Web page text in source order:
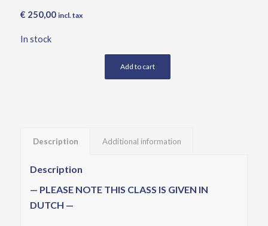
€ 250,00 incl. tax
In stock
Add to cart
Description Additional information
Description
— PLEASE NOTE THIS CLASS IS GIVEN IN
DUTCH —